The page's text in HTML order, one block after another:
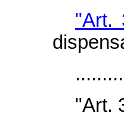
"Art.
"Art.